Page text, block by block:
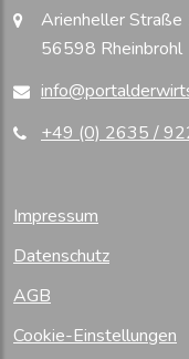
Arienheller Straße
56598 Rheinbrohl
+49 (0) 2635 /
Impressum
Datenschutz
AGB
Cookie-Einstellungen